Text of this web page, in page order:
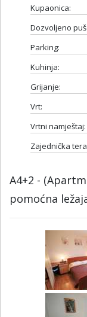
Kupaonica:
Dozvoljeno
Parking:
Kuhinja:
Grijanje:
Vrt:
Vrtni namještaj:
Zajednička
A4+2 -
pomoćna